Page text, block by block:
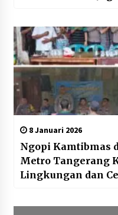
8 Januari 2026
Ngopi Kamtibmas
Metro Tangerang
Lingkungan dan